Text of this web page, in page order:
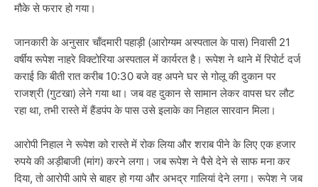
मौके से फरार हो गया।
जानकारी के अनुसार चाँदमारी पहाड़ी (आरोग्यम अस्पताल के पास) निवासी 21
वर्षीय रूपेश नाहरे विक्टोरिया अस्पताल में कार्यरत है। रूपेश ने थाने में रिपोर्ट दर्ज
कराई कि बीती रात करीब 10:30 बजे वह अपने घर से गोलू की दुकान पर
राजश्री (गुटखा) लेने गया था। जब वह दुकान से सामान लेकर वापस घर लौट
रहा था, तभी रास्ते में हैंडपंप के पास उसे इलाके का निहाल सारवान मिला।
आरोपी निहाल ने रूपेश को रास्ते में रोक लिया और शराब पीने के लिए एक हजार
रुपये की अड़ीबाजी (मांग) करने लगा। जब रूपेश ने पैसे देने से साफ मना कर
दिया, तो आरोपी आपे से बाहर हो गया और अभद्र गालियां देने लगा। रूपेश ने जब